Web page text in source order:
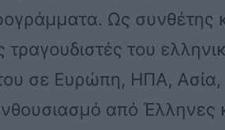
Ως συνθέτης
τραγουδιστές του
σε Ευρώπη, ΗΠΑ, Ασία,
από Έλληνες